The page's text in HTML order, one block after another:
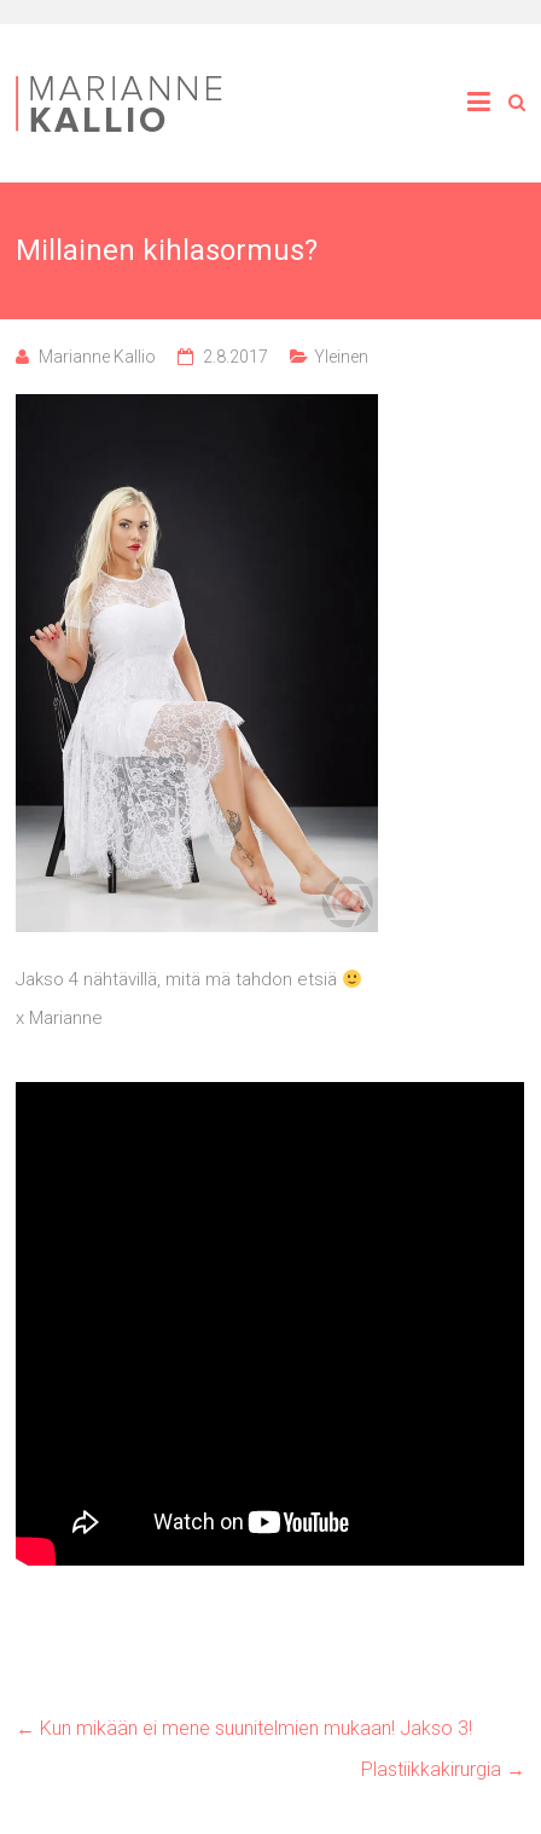
Millainen kihlasormus?
Marianne Kallio 2.8.2017 Yleinen
Jakso 4 nähtävillä, mitä mä tahdon etsiä
x Marianne
← Kun mikään ei mene suunitelmien mukaan! Jakso 3!
Plastiikkakirurgia →